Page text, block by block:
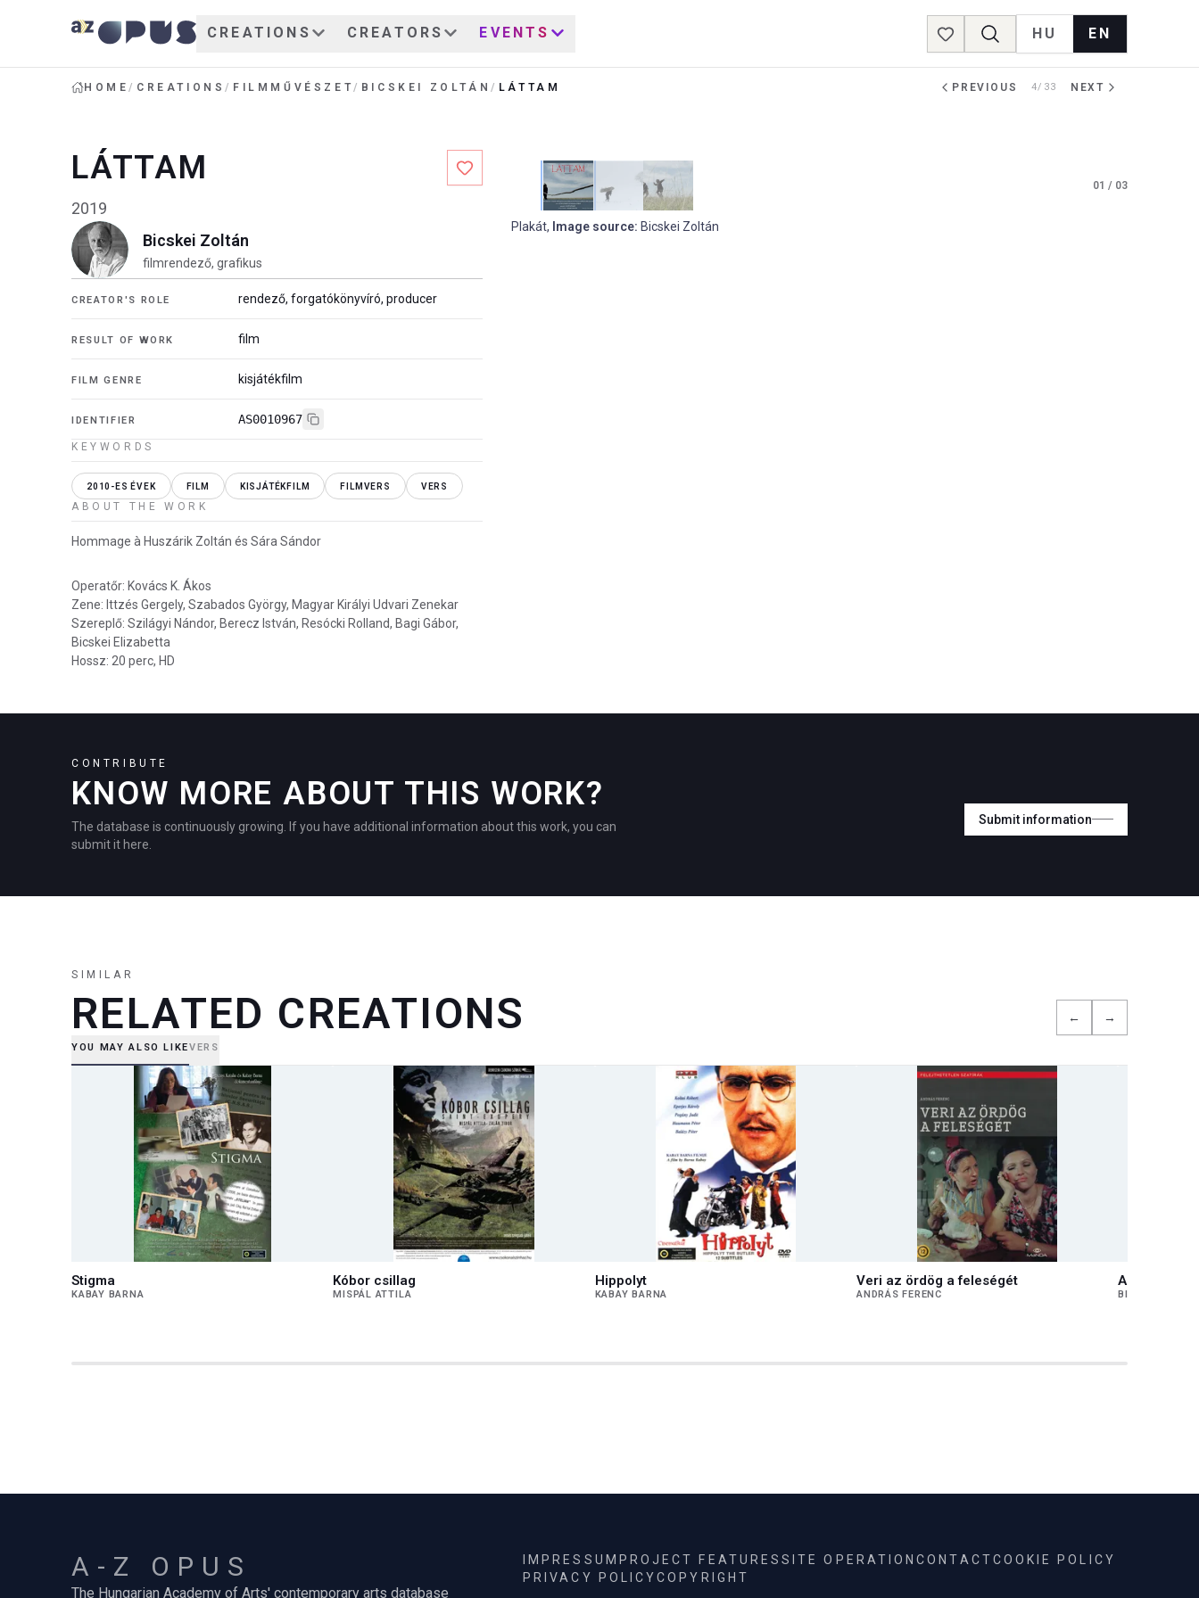
CREATIONS CREATORS EVENTS
Favorites
HU EN
HOME/ CREATIONS/ FILMMŰVÉSZET/ BICSKEI ZOLTÁN/ LÁTTAM PREVIOUS 4/33 NEXT
LÁTTAM
2019
Bicskei Zoltán
filmrendező, grafikus
CREATOR'S ROLE rendező, forgatókönyvíró, producer
RESULT OF WORK film
FILM GENRE kisjátékfilm
IDENTIFIER AS0010967
KEYWORDS
2010-ES ÉVEK FILM KISJÁTÉKFILM FILMVERS VERS
ABOUT THE WORK
Hommage à Huszárik Zoltán és Sára Sándor
Operatőr: Kovács K. Ákos
Zene: Ittzés Gergely, Szabados György, Magyar Királyi Udvari Zenekar
Szereplő: Szilágyi Nándor, Berecz István, Resócki Rolland, Bagi Gábor,
Bicskei Elizabetta
Hossz: 20 perc, HD
01 / 03
Plakát, Image source: Bicskei Zoltán
CONTRIBUTE
KNOW MORE ABOUT THIS WORK?
The database is continuously growing. If you have additional information about this work, you can
submit it here.
Submit information
SIMILAR
RELATED CREATIONS ← →
YOU MAY ALSO LIKEVERS
Stigma
KABAY BARNA
Kóbor csillag
MISPÁL ATTILA
Hippolyt
KABAY BARNA
Veri az ördög a feleségét
ANDRÁS FERENC
A szív
BICSKEI
A-Z OPUS
The Hungarian Academy of Arts' contemporary arts database
IMPRESSUM PROJECT FEATURESSITE OPERATIONCONTACTCOOKIE POLICY
PRIVACY POLICYCOPYRIGHT